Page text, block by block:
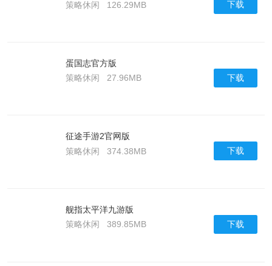
策略休闲 126.29MB 下载
蛋国志官方版
策略休闲
27.96MB 下载
征途手游2官网版
策略休闲
374.38MB 下载
舰指太平洋九游版
策略休闲
389.85MB 下载